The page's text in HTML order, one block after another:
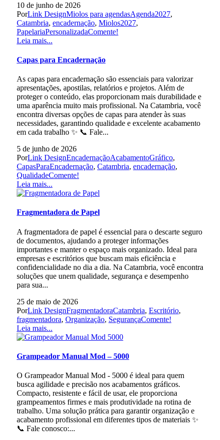
10 de junho de 2026
PorLink DesignMiolos para agendasAgenda2027,
Catambria, encadernação, Miolos2027,
PapelariaPersonalizadaComente!
Leia mais...
Capas para Encadernação
As capas para encadernação são essenciais para valorizar
apresentações, apostilas, relatórios e projetos. Além de
proteger o conteúdo, elas proporcionam mais durabilidade e
uma aparência muito mais profissional. Na Catambria, você
encontra diversas opções de capas para atender às suas
necessidades, garantindo qualidade e excelente acabamento
em cada trabalho ✨ 📞 Fale...
5 de junho de 2026
PorLink DesignEncadernaçãoAcabamentoGráfico,
CapasParaEncadernação, Catambria, encadernação,
QualidadeComente!
Leia mais...
Fragmentadora de Papel
A fragmentadora de papel é essencial para o descarte seguro
de documentos, ajudando a proteger informações
importantes e manter o espaço mais organizado. Ideal para
empresas e escritórios que buscam mais eficiência e
confidencialidade no dia a dia. Na Catambria, você encontra
soluções que unem qualidade, segurança e desempenho
para sua...
25 de maio de 2026
PorLink DesignFragmentadoraCatambria, Escritório,
fragmentadora, Organização, SegurançaComente!
Leia mais...
Grampeador Manual Mod – 5000
O Grampeador Manual Mod - 5000 é ideal para quem
busca agilidade e precisão nos acabamentos gráficos.
Compacto, resistente e fácil de usar, ele proporciona
grampeamentos firmes e mais produtividade na rotina de
trabalho. Uma solução prática para garantir organização e
acabamento profissional em diferentes tipos de materiais ✨
📞 Fale conosco:...